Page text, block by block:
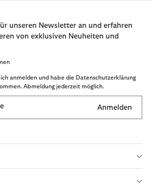
unseren Newsletter an und erfahren
von exklusiven Neuheiten und
anmelden und habe die Datenschutzerklärung
Abmeldung jederzeit möglich.
Anmelden